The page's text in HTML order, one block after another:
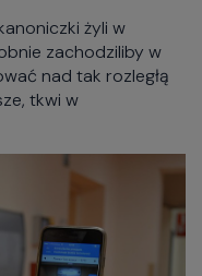
żyli w
zachodziliby w
nad tak rozległą
tkwi w